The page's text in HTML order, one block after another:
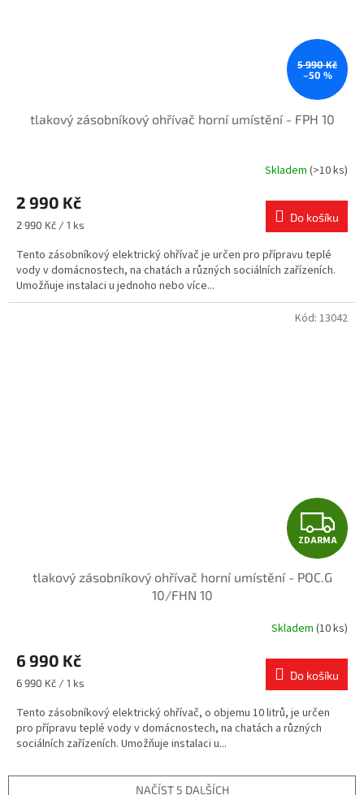
5 990 Kč
–50 %
tlakový zásobníkový ohřívač horní umístění - FPH 10
Skladem (>10 ks)
2 990 Kč
Měrná
2 990 Kč / 1 ks
Do košíku
Tento zásobníkový elektrický ohřívač je určen pro přípravu teplé
vody v domácnostech, na chatách a různých sociálních zařízeních.
Umožňuje instalaci u jednoho nebo více...
Z
D
R
M
A
ZDARMA
tlakový zásobníkový ohřívač horní umístění - POC.G
10/FHN 10
produktu
je
4,7
z
5
hvězdiček.
Skladem(10 ks)
6 990 Kč
Měrná
6 990 Kč / 1 ks
Do košíku
Tento zásobníkový elektrický ohřívač, o objemu 10 litrů, je určen
pro přípravu teplé vody v domácnostech, na chatách a různých
sociálních zařízeních. Umožňuje instalaci u...
Kód: 13042
NAČÍST 5 DALŠÍCH